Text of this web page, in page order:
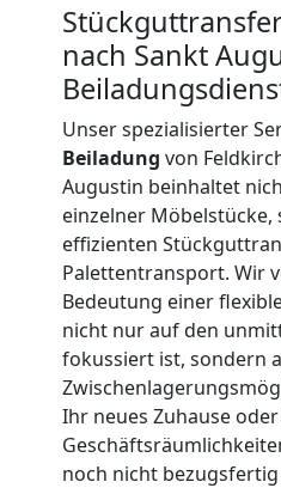
nach Sankt
Unser spezialisierter
Beiladung von
Augustin beinhaltet
einzelner Möbelstücke,
effizienten
Palettentransport. Wir
Bedeutung einer
nicht nur auf den
fokussiert ist, sondern
Ihr neues Zuhause
noch nicht
International
Umzug
Nationaler
Umzug